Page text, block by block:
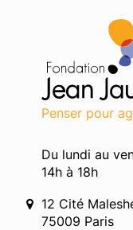
Penser pour
Du lundi au
14h à 18h
12 Cité
75009 Paris